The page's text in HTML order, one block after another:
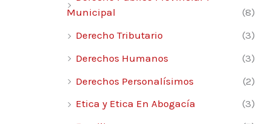
Municipal
(8)
Derecho Tributario
(3)
Derechos Humanos
(3)
Derechos Personalísimos
(2)
Etica y Etica En Abogacía
(3)